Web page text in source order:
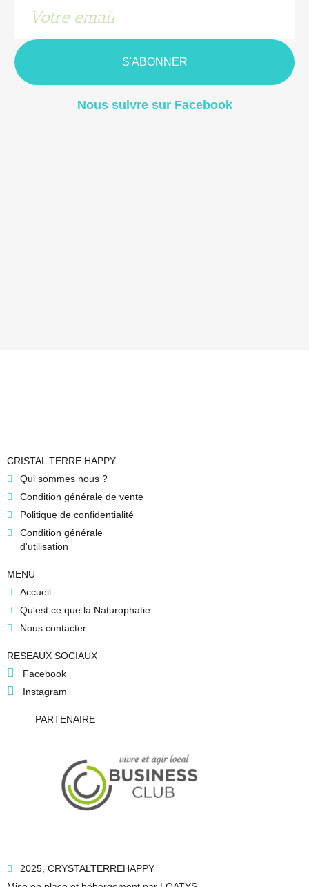
S'ABONNER
Nous suivre sur Facebook
CRISTAL TERRE HAPPY
Qui sommes nous ?
Condition générale de vente
Politique de confidentialité
Condition générale
d'utilisation
MENU
Accueil
Qu'est ce que la Naturophatie
Nous contacter
RESEAUX SOCIAUX
Facebook
Instagram
PARTENAIRE
2025, CRYSTALTERREHAPPY